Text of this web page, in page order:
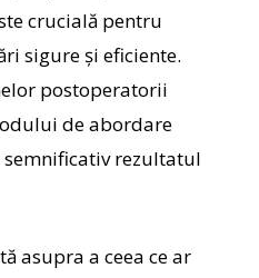
crucială pentru
sigure și eficiente.
postoperatorii
de abordare
rezultatul
asupra a ceea ce ar